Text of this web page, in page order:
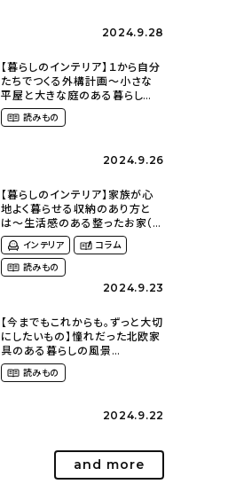
2024.9.28
【暮らしのインテリア】１から自分
たちでつくる外構計画〜小さな
平屋と大きな庭のある暮らし
（tsumikiniwaさん）
読みもの
2024.9.26
【暮らしのインテリア】家族が心
地よく暮らせる収納のあり方と
は〜生活感のある整ったお家（
kaya___ieさん）
インテリア
コラム
読みもの
2024.9.23
【今までもこれからも。ずっと大切
にしたいもの】憧れだった北欧家
具のある暮らしの風景
（m._.k_homeさん）
読みもの
2024.9.22
and more